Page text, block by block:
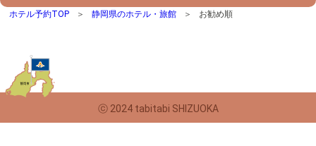
ホテル予約TOP 静岡県のホテル・旅館 お勧め順
ⓒ 2024 tabitabi SHIZUOKA